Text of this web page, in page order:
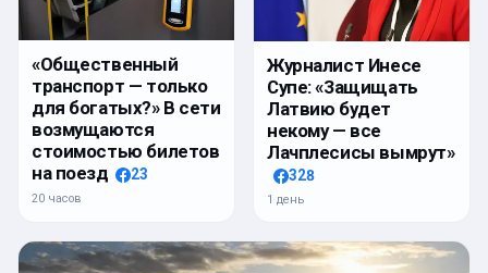
«Общественный
транспорт — только
для богатых?» В сети
возмущаются
стоимостью билетов
на поезд
23
20 часов
Журналист Инесе
Супе: «Защищать
Латвию будет
некому — все
Лачплесисы вымрут»
328
1 день